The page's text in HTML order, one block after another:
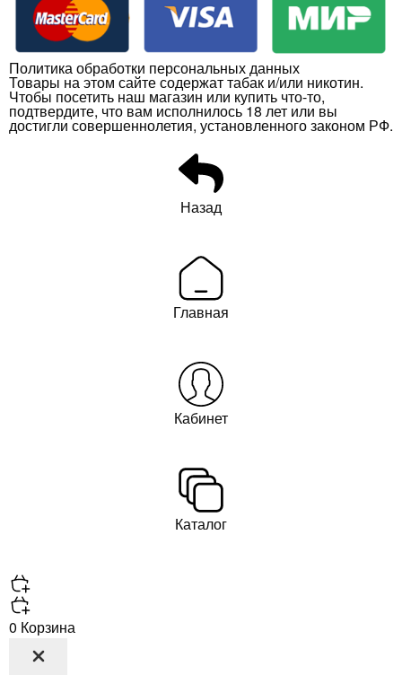
Политика обработки персональных данных
Товары на этом сайте содержат табак и/или никотин.
Чтобы посетить наш магазин или купить что-то,
подтвердите, что вам исполнилось 18 лет или вы
достигли совершеннолетия, установленного законом РФ.
Назад
Главная
Кабинет
Каталог
0 Корзина